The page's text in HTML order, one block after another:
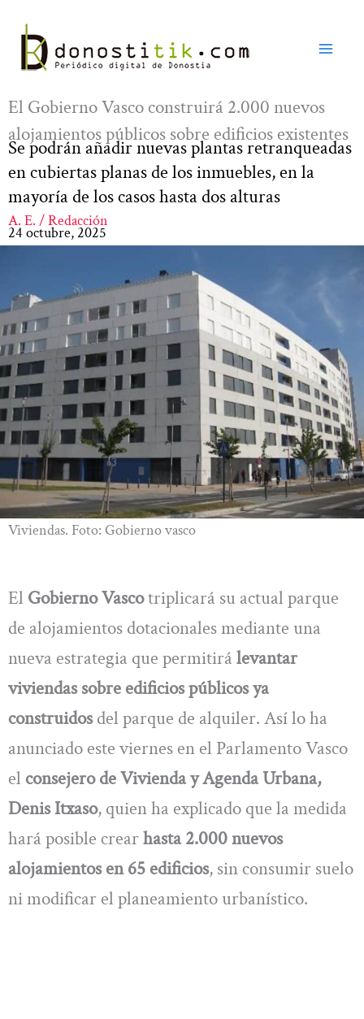
contenido
El Gobierno Vasco construirá 2.000 nuevos
alojamientos públicos sobre edificios existentes
Se podrán añadir nuevas plantas retranqueadas
en cubiertas planas de los inmuebles, en la
mayoría de los casos hasta dos alturas
A. E. / Redacción
24 octubre, 2025
Viviendas. Foto: Gobierno vasco
El Gobierno Vascotriplicará su actual parque
de alojamientos dotacionales mediante una
nueva estrategia que permitirá levantar
viviendas sobre edificios públicos ya
construidosdel parque de alquiler. Así lo ha
anunciado este viernes en el Parlamento Vasco
el consejero de Vivienda y Agenda Urbana,
Denis Itxaso, quien ha explicado que la medida
hará posible crearhasta 2.000 nuevos
alojamientos en 65 edificios, sin consumir suelo
ni modificar el planeamiento urbanístico.